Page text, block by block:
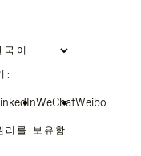
:
WeChatWeibo
를 보유함